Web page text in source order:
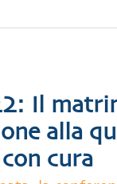
Il
alla
cura